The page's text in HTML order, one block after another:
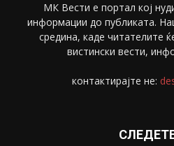
МК Вести е портал коj
информации до публиката.
средина, каде читателите
вистински вести,
контактирајте не: